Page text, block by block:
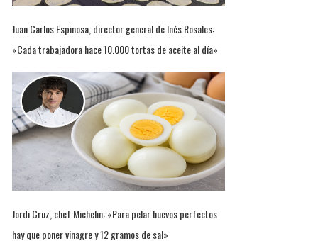
Juan Carlos Espinosa, director general de Inés Rosales:
«Cada trabajadora hace 10.000 tortas de aceite al día»
Jordi Cruz, chef Michelin: «Para pelar huevos perfectos
hay que poner vinagre y 12 gramos de sal»